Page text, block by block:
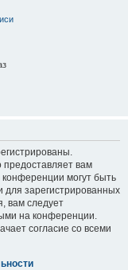
предоставляет вам
могут быть
для зарегистрированных
вам следует
на конференции.
согласие со всеми